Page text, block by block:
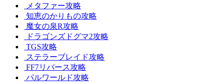
メタファー攻略
知恵のかりもの攻略
魔女の泉R攻略
ドラゴンズドグマ2攻略
TGS攻略
ステラーブレイド攻略
FF7リバース攻略
パルワールド攻略